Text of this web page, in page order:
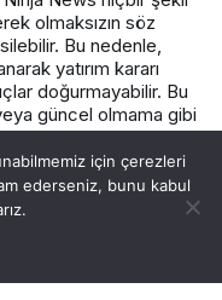
olmaksızın söz
Bu nedenle,
yatırım kararı
doğurmayabilir. Bu
güncel olmama gibi
Varış Haber ve
bulunmamaktadır.
için çerezleri
ederseniz, bunu kabul